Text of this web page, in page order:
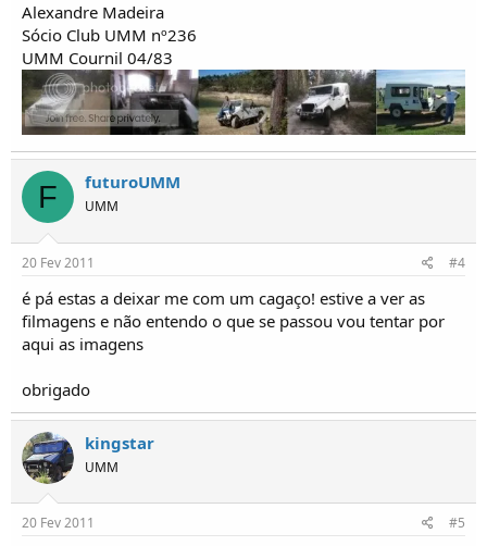
Alexandre Madeira
Sócio Club UMM nº236
UMM Cournil 04/83
F futuroUMM
UMM
20 Fev 2011 #4
é pá estas a deixar me com um cagaço! estive a ver as
filmagens e não entendo o que se passou vou tentar por
aqui as imagens
obrigado
kingstar
UMM
20 Fev 2011 #5